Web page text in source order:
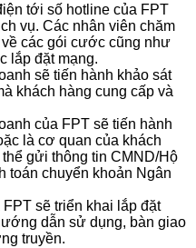
tới số hotline của FPT
vụ. Các nhân viên chăm
các gói cước cũng như
lắp đặt mạng.
sẽ tiến hành khảo sát
khách hàng cung cấp và
của FPT sẽ tiến hành
là cơ quan của khách
gửi thông tin CMND/Hộ
toán chuyển khoản Ngân
sẽ triển khai lắp đặt
dẫn sử dụng, bàn giao
truyền.